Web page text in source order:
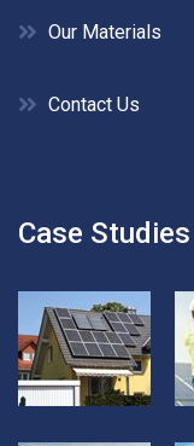
Our Materials
Contact Us
Case Studies